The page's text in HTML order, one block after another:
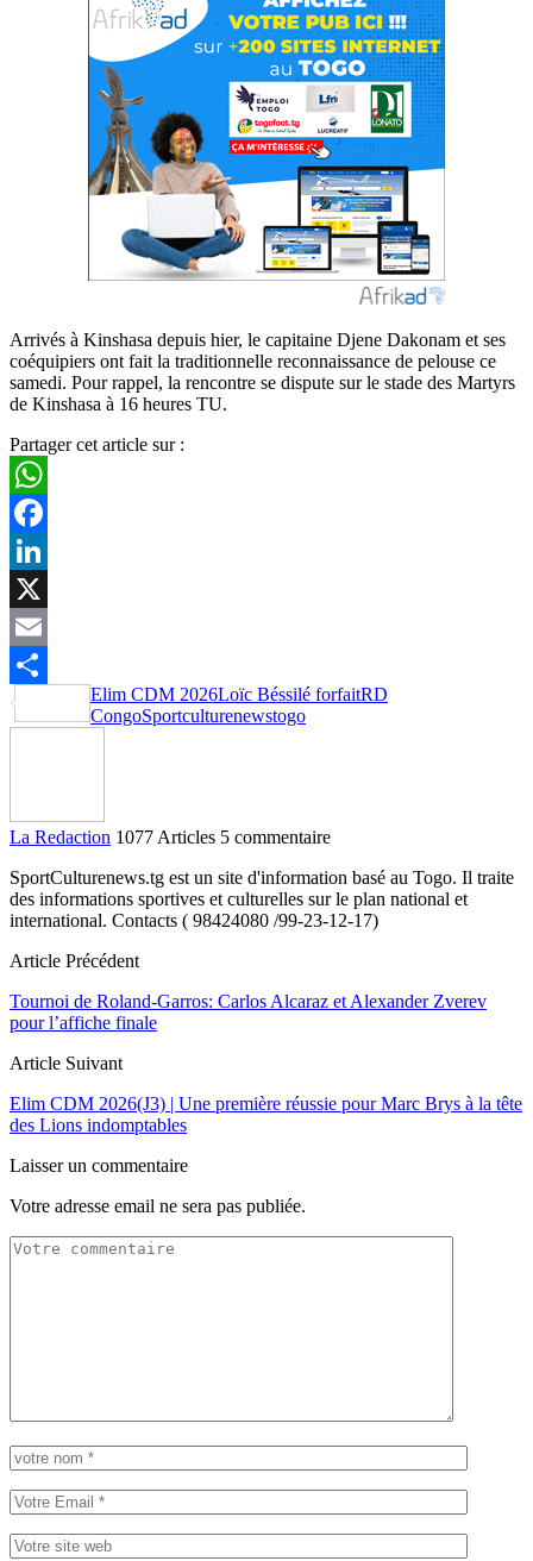
Arrivés à Kinshasa depuis hier, le capitaine Djene Dakonam et ses
coéquipiers ont fait la traditionnelle reconnaissance de pelouse ce
samedi. Pour rappel, la rencontre se dispute sur le stade des Martyrs
de Kinshasa à 16 heures TU.
Partager cet article sur :
WhatsApp
Facebook
LinkedIn
X
Email
Partager
Elim CDM 2026Loïc Béssilé forfaitRD
CongoSportculturenewstogo
La Redaction 1077 Articles 5 commentaire
SportCulturenews.tg est un site d'information basé au Togo. Il traite
des informations sportives et culturelles sur le plan national et
international. Contacts ( 98424080 /99-23-12-17)
Article Précédent
Tournoi de Roland-Garros: Carlos Alcaraz et Alexander Zverev
pour l’affiche finale
Article Suivant
Elim CDM 2026(J3) | Une première réussie pour Marc Brys à la tête
des Lions indomptables
Laisser un commentaire
Votre adresse email ne sera pas publiée.